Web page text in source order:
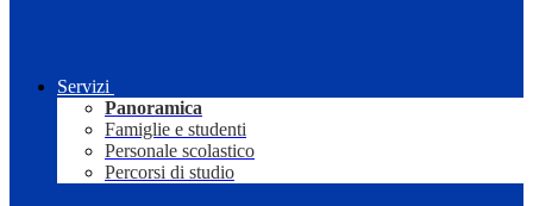
Servizi
Panoramica
Famiglie e studenti
Personale scolastico
Percorsi di studio